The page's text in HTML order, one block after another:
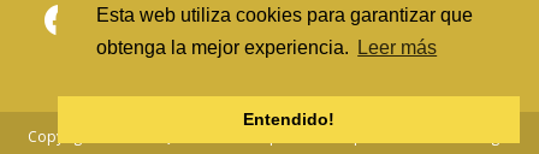
Esta web utiliza cookies para garantizar que
obtenga la mejor experiencia.
Leer más
Entendido!
Copyright © 2026 - QuéCenar.com |